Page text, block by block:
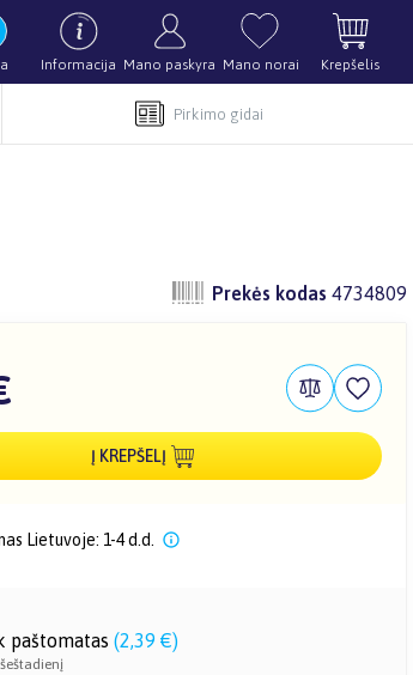
Informacija Mano paskyra Mano norai Krepšelis
Pirkimo gidai
Prekės kodas 4734809
Į KREPŠELĮ
Lietuvoje: 1-4 d.d.
paštomatas (2,39 €)